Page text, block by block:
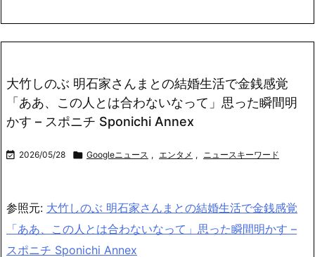
大竹しのぶ 明石家さんまとの結婚生活で金銭感覚
「ああ、この人とは合わないなって」思った瞬間明
かす – スポニチ Sponichi Annex
 2026/05/28  Googleニュース , エンタメ , ニュースキーワード
参照元: 大竹しのぶ 明石家さんまとの結婚生活で金銭感覚
「ああ、この人とは合わないなって」思った瞬間明かす –
スポニチ Sponichi Annex